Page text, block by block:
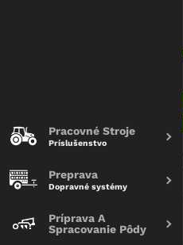
Pracovné Stroje
Príslušenstvo
Preprava
Dopravné systémy
Príprava A
Spracovanie Pôdy